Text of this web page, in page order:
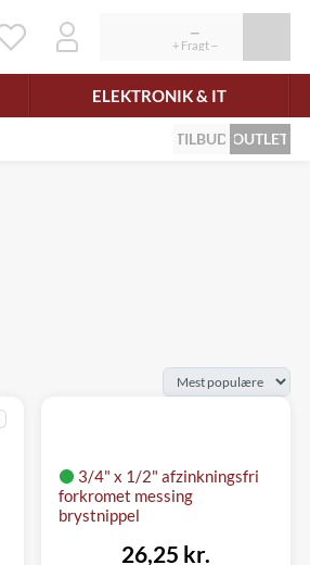
ELEKTRONIK & IT
TILBUD OUTLET
3/4" x 1/2" afzinkningsfri
forkromet messing
brystnippel
26,25 kr.